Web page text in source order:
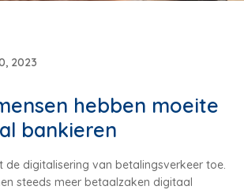
2023
hebben moeite
bankieren
de digitalisering van betalingsverkeer toe.
steeds meer betaalzaken digitaal